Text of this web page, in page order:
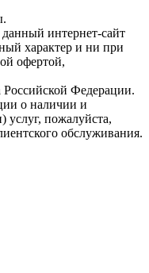
интернет-сайт
характер и ни при
офертой,
Российской Федерации.
о наличии и
услуг, пожалуйста,
обслуживания.